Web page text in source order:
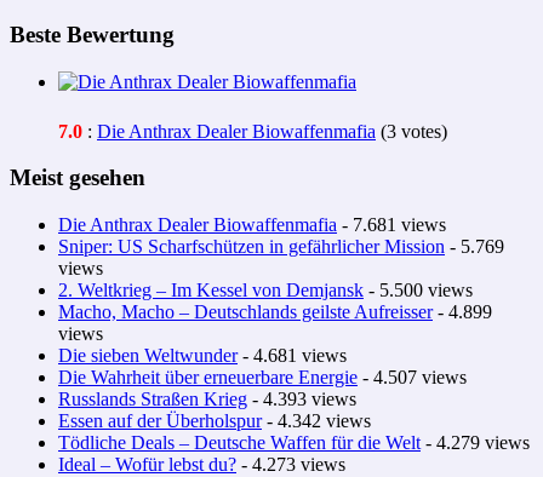
Beste Bewertung
7.0 : Die Anthrax Dealer Biowaffenmafia (3 votes)
Meist gesehen
Die Anthrax Dealer Biowaffenmafia - 7.681 views
Sniper: US Scharfschützen in gefährlicher Mission - 5.769
views
2. Weltkrieg – Im Kessel von Demjansk - 5.500 views
Macho, Macho – Deutschlands geilste Aufreisser- 4.899
views
Die sieben Weltwunder- 4.681 views
Die Wahrheit über erneuerbare Energie - 4.507 views
Russlands Straßen Krieg - 4.393 views
Essen auf der Überholspur- 4.342 views
Tödliche Deals – Deutsche Waffen für die Welt - 4.279 views
Ideal – Wofür lebst du? - 4.273 views